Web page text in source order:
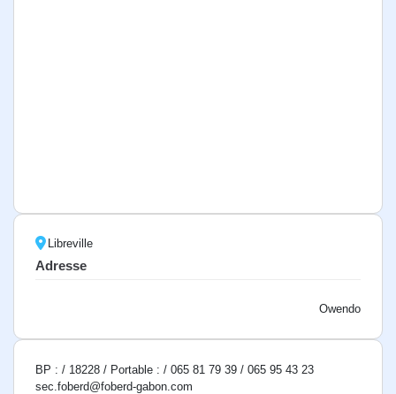
Libreville
Adresse
Owendo
BP : / 18228 / Portable : / 065 81 79 39 / 065 95 43 23
sec.foberd@foberd-gabon.com